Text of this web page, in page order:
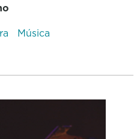
Música